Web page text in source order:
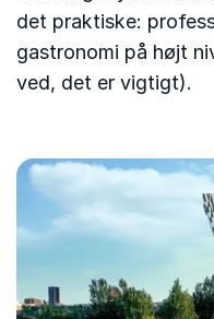
det praktiske:
gastronomi på højt
ved, det er vigtigt).